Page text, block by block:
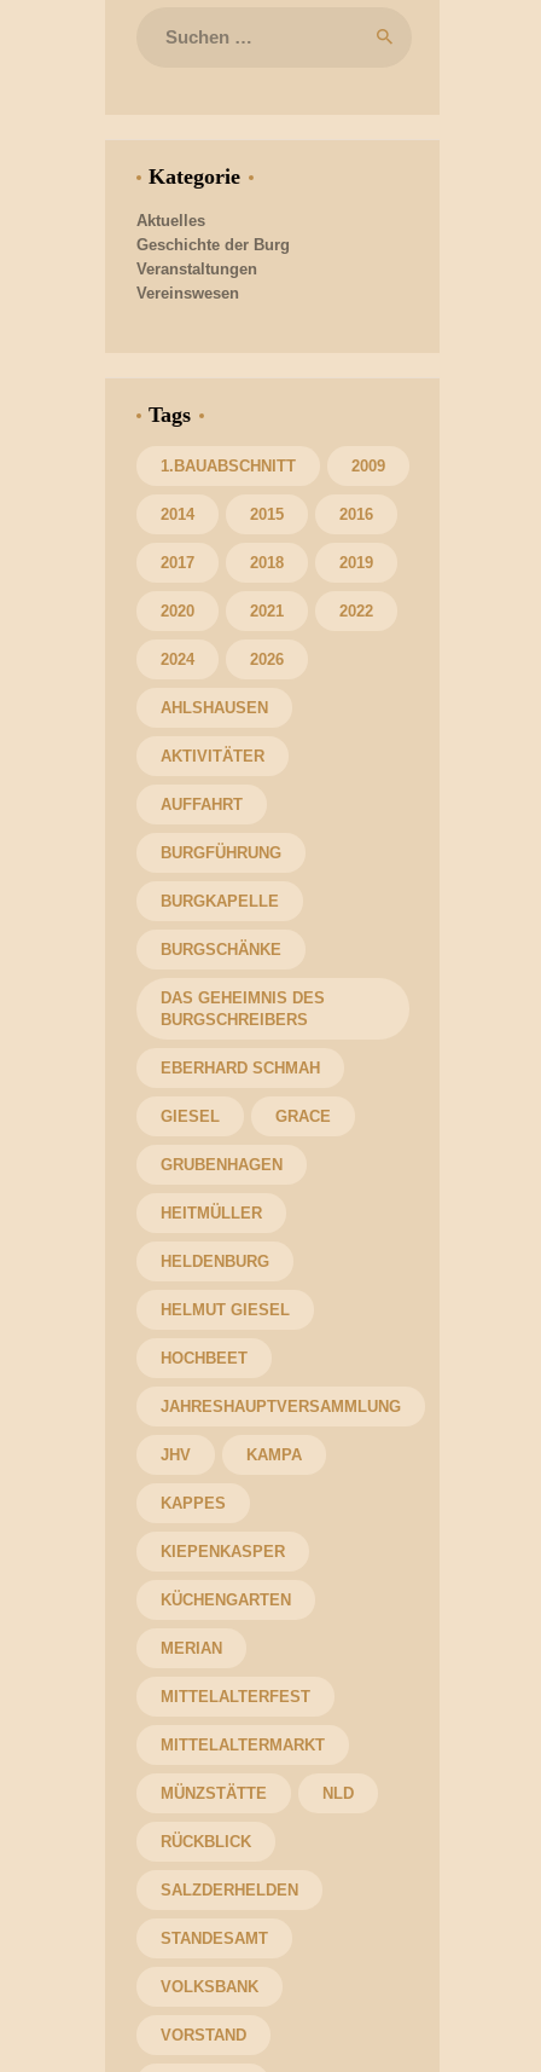
nach:
Kategorie
Aktuelles
Geschichte der Burg
Veranstaltungen
Vereinswesen
Tags
1.BAUABSCHNITT 2009
2014 2015 2016
2017 2018 2019
2020 2021 2022
2024 2026
AHLSHAUSEN
AKTIVITÄTER
AUFFAHRT
BURGFÜHRUNG
BURGKAPELLE
BURGSCHÄNKE
DAS GEHEIMNIS DES
BURGSCHREIBERS
EBERHARD SCHMAH
GIESEL GRACE
GRUBENHAGEN
HEITMÜLLER
HELDENBURG
HELMUT GIESEL
HOCHBEET
JAHRESHAUPTVERSAMMLUNG
JHV KAMPA
KAPPES
KIEPENKASPER
KÜCHENGARTEN
MERIAN
MITTELALTERFEST
MITTELALTERMARKT
MÜNZSTÄTTE NLD
RÜCKBLICK
SALZDERHELDEN
STANDESAMT
VOLKSBANK
VORSTAND